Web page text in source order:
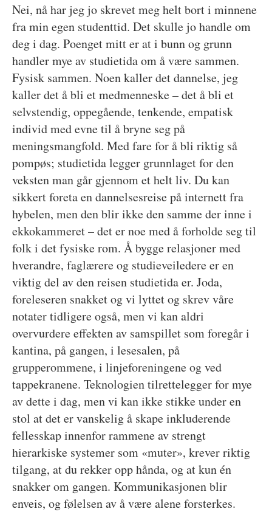
Nei, nå har jeg jo skrevet meg helt bort i minnene
fra min egen studenttid. Det skulle jo handle om
deg i dag. Poenget mitt er at i bunn og grunn
handler mye av studietida om å være sammen.
Fysisk sammen. Noen kaller det dannelse, jeg
kaller det å bli et medmenneske – det å bli et
selvstendig, oppegående, tenkende, empatisk
individ med evne til å bryne seg på
meningsmangfold. Med fare for å bli riktig så
pompøs; studietida legger grunnlaget for den
veksten man går gjennom et helt liv. Du kan
sikkert foreta en dannelsesreise på internett fra
hybelen, men den blir ikke den samme der inne i
ekkokammeret – det er noe med å forholde seg til
folk i det fysiske rom. Å bygge relasjoner med
hverandre, faglærere og studieveiledere er en
viktig del av den reisen studietida er. Joda,
foreleseren snakket og vi lyttet og skrev våre
notater tidligere også, men vi kan aldri
overvurdere effekten av samspillet som foregår i
kantina, på gangen, i lesesalen, på
grupperommene, i linjeforeningene og ved
tappekranene. Teknologien tilrettelegger for mye
av dette i dag, men vi kan ikke stikke under en
stol at det er vanskelig å skape inkluderende
fellesskap innenfor rammene av strengt
hierarkiske systemer som «muter», krever riktig
tilgang, at du rekker opp hånda, og at kun én
snakker om gangen. Kommunikasjonen blir
enveis, og følelsen av å være alene forsterkes.